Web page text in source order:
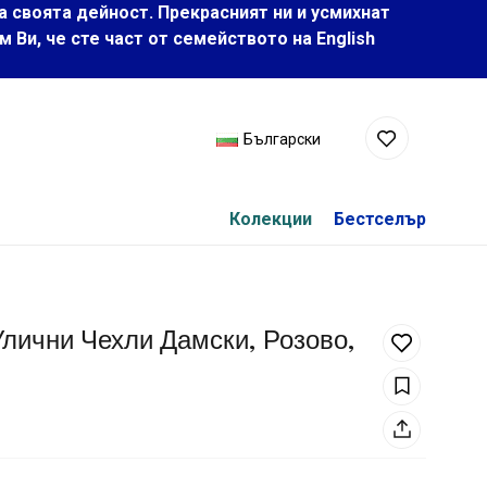
дейност. Прекрасният ни и усмихнат
че сте част от семейството на Еnglish
Български
Колекции Бестселър
Чехли Дамски, Розово,